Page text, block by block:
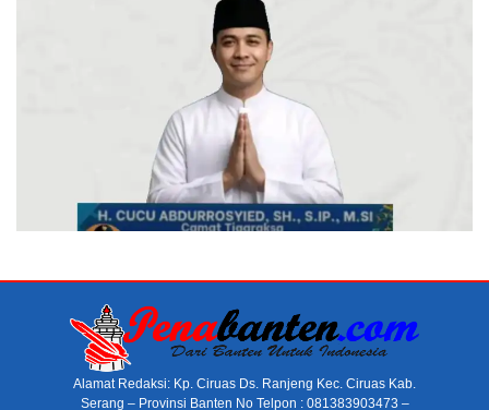
Alamat Redaksi: Kp. Ciruas Ds. Ranjeng Kec. Ciruas Kab.
Serang – Provinsi Banten No Telpon : 081383903473 –